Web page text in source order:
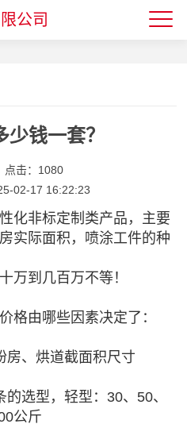
公司
钱一套？
点击：1080
02-17 16:22:23
化非标定制类产品，主要
实际面积，喷涂工件的种
万到几百万不等！
格由哪些因素决定了：
房、烘道截面积尺寸
选型，轻型：30、50、
公斤